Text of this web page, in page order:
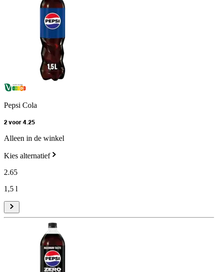
Pepsi Cola
2 voor 4.25
Alleen in de winkel
Kies alternatief
2.65
1,5 l